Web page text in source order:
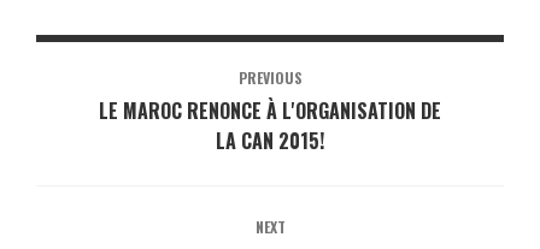
PREVIOUS
LE MAROC RENONCE À L'ORGANISATION DE
LA CAN 2015!
NEXT